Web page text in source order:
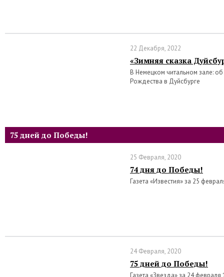
22 Декабря, 2022
«Зимняя сказка
В Немецком читальном зале:
Рождества в Дуйсбурге
75 дней до Победы!
25 Февраля, 2020
74 дня до Победы!
Газета «Известия» за 25
24 Февраля, 2020
75 дней до Победы!
Газета «Звезда» за 24 февраля